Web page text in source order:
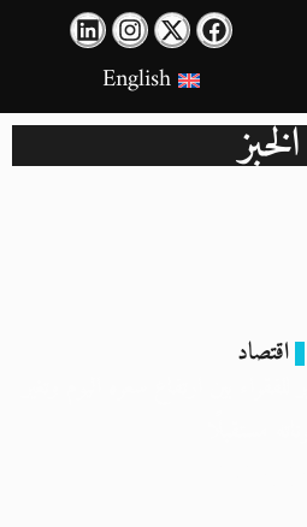
English
الخبز
اقتصاد